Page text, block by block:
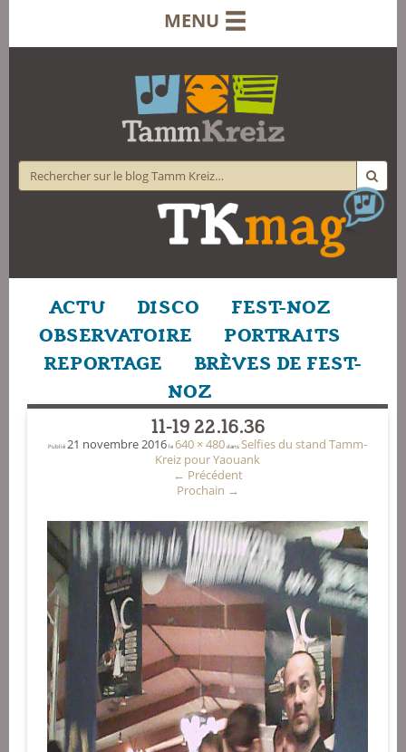
MENU
ACTU DISCO
FEST-NOZ
OBSERVATOIRE
PORTRAITS
REPORTAGE
BRÈVES DE FEST-
NOZ
11-19 22.16.36
Publié 21 novembre 2016 le 640 × 480 dans Selfies du stand Tamm-
Kreiz pour Yaouank
← Précédent
Prochain →